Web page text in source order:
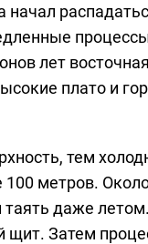
начал
лет
плато и
тем
метров.
таять даже
Затем